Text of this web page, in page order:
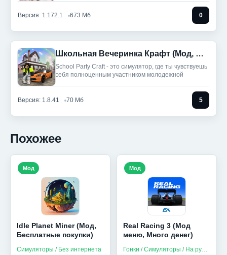
Версия: 1.172.1 673 Мб 0
Школьная Вечеринка Крафт (Мод, Много денег)
School Party Craft - это симулятор, где ты чувствуешь
себя полноценным участником молодежной
Версия: 1.8.41 70 Мб 5
Похожее
Idle Planet Miner (Мод,
Бесплатные покупки)
Симуляторы / Без интернета
Мод
Real Racing 3 (Мод
меню, Много денег)
Гонки / Симуляторы / На русском
Мод